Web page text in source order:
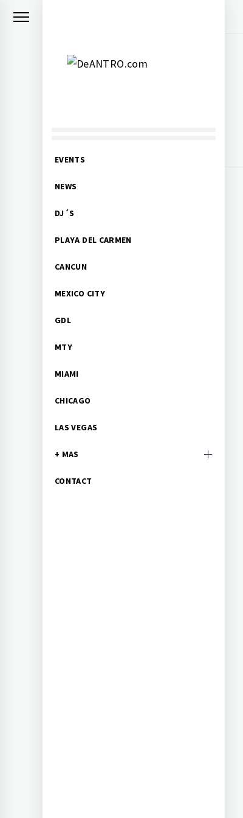
Primary
EVENTS
NEWS
DJ´S
PLAYA DEL CARMEN
CANCUN
MEXICO CITY
GDL
MTY
MIAMI
CHICAGO
LAS VEGAS
+ MAS
CONTACT